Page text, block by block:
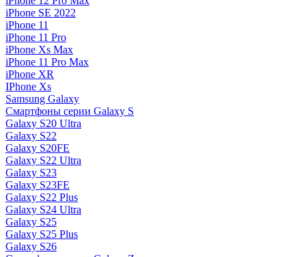
iPhone SE 2022
iPhone 11
iPhone 11 Pro
iPhone Xs Max
iPhone 11 Pro Max
iPhone XR
IPhone Xs
Samsung Galaxy
Смартфоны серии Galaxy S
Galaxy S20 Ultra
Galaxy S22
Galaxy S20FE
Galaxy S22 Ultra
Galaxy S23
Galaxy S23FE
Galaxy S22 Plus
Galaxy S24 Ultra
Galaxy S25
Galaxy S25 Plus
Galaxy S26